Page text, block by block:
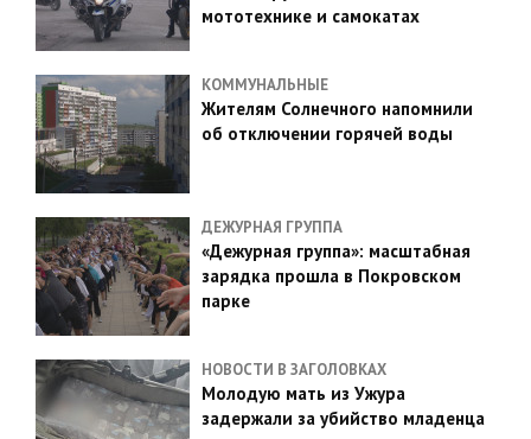
мототехнике и самокатах
КОММУНАЛЬНЫЕ
Жителям Солнечного напомнили
об отключении горячей воды
ДЕЖУРНАЯ ГРУППА
«Дежурная группа»: масштабная
зарядка прошла в Покровском
парке
НОВОСТИ В ЗАГОЛОВКАХ
Молодую мать из Ужура
задержали за убийство младенца